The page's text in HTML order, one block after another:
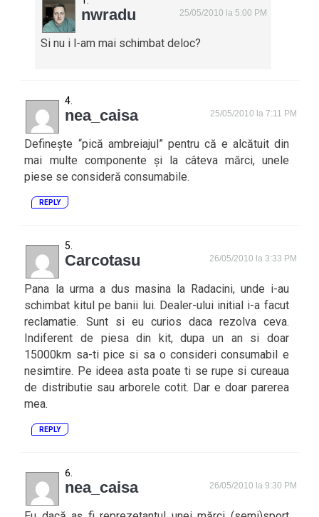
nwradu 25/05/2010 la 5:00 PM
Si nu i l-am mai schimbat deloc?
nea_caisa 25/05/2010 la 7:11 PM
Definește “pică ambreiajul” pentru că e alcătuit din
mai multe componente și la câteva mărci, unele
piese se consideră consumabile.
REPLY
Carcotasu 26/05/2010 la 3:33 PM
Pana la urma a dus masina la Radacini, unde i-au
schimbat kitul pe banii lui. Dealer-ului initial i-a facut
reclamatie. Sunt si eu curios daca rezolva ceva.
Indiferent de piesa din kit, dupa un an si doar
15000km sa-ti pice si sa o consideri consumabil e
nesimtire. Pe ideea asta poate ti se rupe si cureaua
de distributie sau arborele cotit. Dar e doar parerea
mea.
REPLY
nea_caisa 26/05/2010 la 9:30 PM